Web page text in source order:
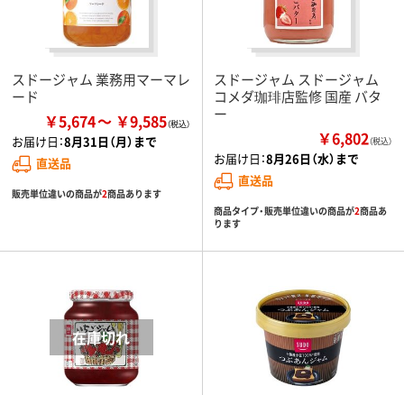
スドージャム 業務用マーマレ
ード
￥5,674 ￥9,585
お届け日：8月31日（月）まで
直送品
販売単位違いの商品が2商品あります
スドージャム スドージャム
コメダ珈琲店監修 国産 バタ
ー
￥6,802（税込）
お届け日：8月26日（水）まで
直送品
商品タイプ・販売単位違いの商品が2商品あ
ります